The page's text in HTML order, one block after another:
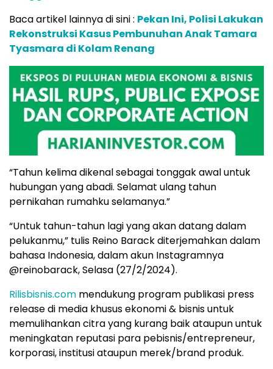
Baca artikel lainnya di sini : Pekan Ini, Polisi Lakukan
Rekonstruksi Kasus Pembunuhan Anak Tamara
Tyasmara di Kolam Renang
“Tahun kelima dikenal sebagai tonggak awal untuk
hubungan yang abadi. Selamat ulang tahun
pernikahan rumahku selamanya.”
“Untuk tahun-tahun lagi yang akan datang dalam
pelukanmu,” tulis Reino Barack diterjemahkan dalam
bahasa Indonesia, dalam akun Instagramnya
@reinobarack, Selasa (27/2/2024).
Rilisbisnis.com mendukung program publikasi press
release di media khusus ekonomi & bisnis untuk
memulihankan citra yang kurang baik ataupun untuk
meningkatan reputasi para pebisnis/entrepreneur,
korporasi, institusi ataupun merek/brand produk.